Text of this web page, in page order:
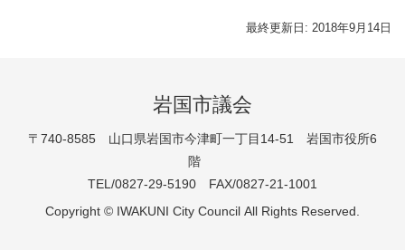
最終更新日: 2018年9月14日
岩国市議会
〒740-8585 山口県岩国市今津町一丁目14-51 岩国市役所6
階
TEL/0827-29-5190 FAX/0827-21-1001
Copyright © IWAKUNI City Council All Rights Reserved.